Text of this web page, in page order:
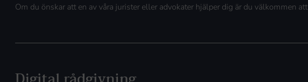
Om du önskar att en av våra jurister eller advokater hjälper dig är du välkommen att